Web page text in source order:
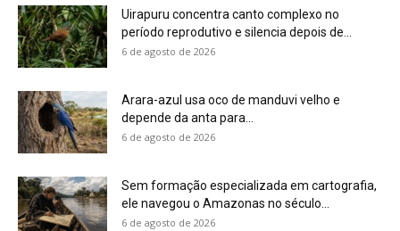
Uirapuru concentra canto complexo no
período reprodutivo e silencia depois de...
6 de agosto de 2026
Arara-azul usa oco de manduvi velho e
depende da anta para...
6 de agosto de 2026
Sem formação especializada em cartografia,
ele navegou o Amazonas no século...
6 de agosto de 2026